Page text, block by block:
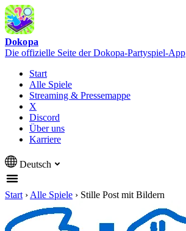
Dokopa
Die offizielle Seite der Dokopa-Partyspiel-App
Start
Alle Spiele
Streaming & Pressemappe
X
Discord
Über uns
Karriere
Deutsch
Start › Alle Spiele › Stille Post mit Bildern